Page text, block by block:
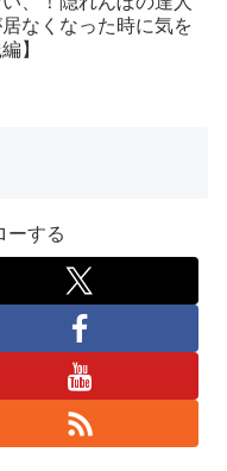
なくなった時に気を
】
ーする